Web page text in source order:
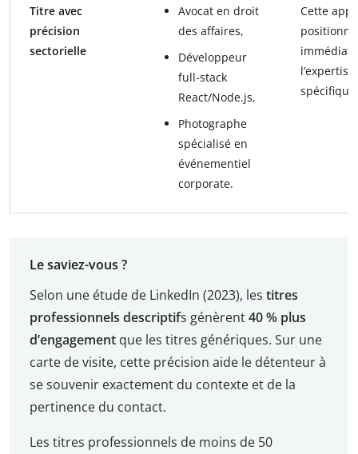
Titre avec
précision
sectorielle
Avocat en droit
des affaires,
Développeur
full-stack
React/Node.js,
Photographe
spécialisé en
événementiel
corporate.
Cette
positionne
l’expertise
spécifique.
Le saviez-vous ?
Selon une étude de LinkedIn (2023), les titres
professionnels descriptifs génèrent40 % plus
d’engagementque les titres génériques. Sur une
carte de visite, cette précision aide le détenteur à
se souvenir exactement du contexte et de la
pertinence du contact.
Les titres professionnels de moins de 50